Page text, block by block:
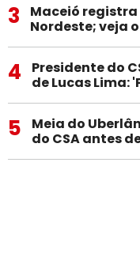
3
Maceió
Nordeste; veja
4
Presidente do
de Lucas Lima:
5
Meia do
do CSA antes